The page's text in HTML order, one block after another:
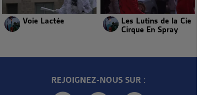
Voie Lactée
Les Lutins de la Cie
Cirque En Spray
REJOIGNEZ-NOUS SUR :